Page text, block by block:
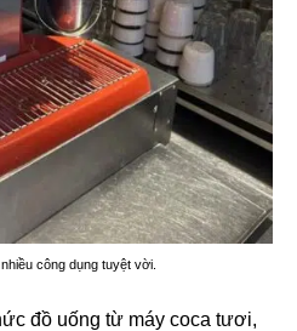
công dụng tuyệt vời.
đồ uống từ máy coca tươi,